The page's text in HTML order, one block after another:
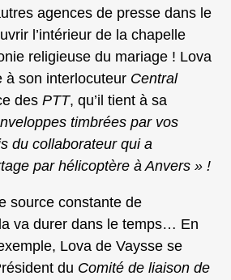
agences de presse dans le
l’intérieur de la chapelle
religieuse du mariage ! Lova
à son interlocuteur Central
des PTT, qu’il tient à sa
timbrées par vos
du collaborateur qui a
par hélicoptère à Anvers » !
source constante de
va durer dans le temps… En
Lova de Vaysse se
du Comité de liaison de